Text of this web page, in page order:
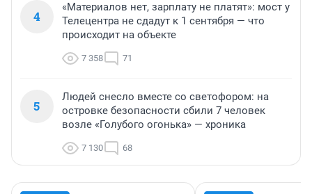
4
«Материалов нет, зарплату не платят»: мост у
Телецентра не сдадут к 1 сентября — что
происходит на объекте
7 358 71
5
Людей снесло вместе со светофором: на
островке безопасности сбили 7 человек
возле «Голубого огонька» — хроника
7 130 68